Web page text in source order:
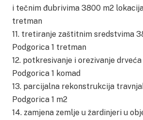
i tečnim đubrivima 3800 m2
tretman
11. tretiranje zaštitnim sredstvima
Podgorica 1 tretman
12. potkresivanje i orezivanje
Podgorica 1 komad
13. parcijalna rekonstrukcija
Podgorica 1 m2
14. zamjena zemlje u žardinjeri u